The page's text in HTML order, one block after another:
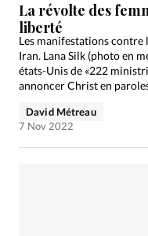
La révolte des
liberté
Les manifestations contre
Iran. Lana Silk (photo en
états-Unis de «222
annoncer Christ en
David Métreau
7 Nov 2022